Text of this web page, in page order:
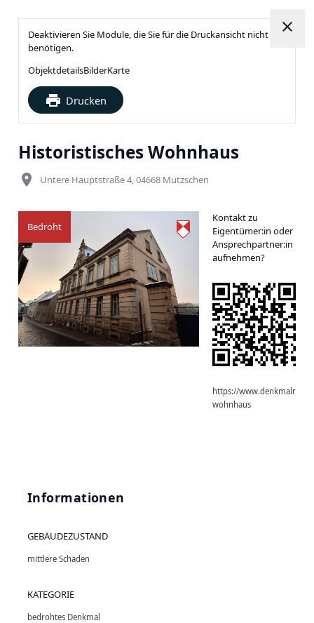
Deaktivieren Sie Module, die Sie für die Druckansicht nicht
benötigen.
ObjektdetailsBilderKarte
print Drucken
close
Historistisches Wohnhaus
place Untere Hauptstraße 4, 04668 Mutzschen
Bedroht
Kontakt zu
Eigentümer:in oder
Ansprechpartner:in
aufnehmen?
https://
wohnhaus
Informationen
GEBÄUDEZUSTAND
mittlere Schäden
KATEGORIE
bedrohtes Denkmal